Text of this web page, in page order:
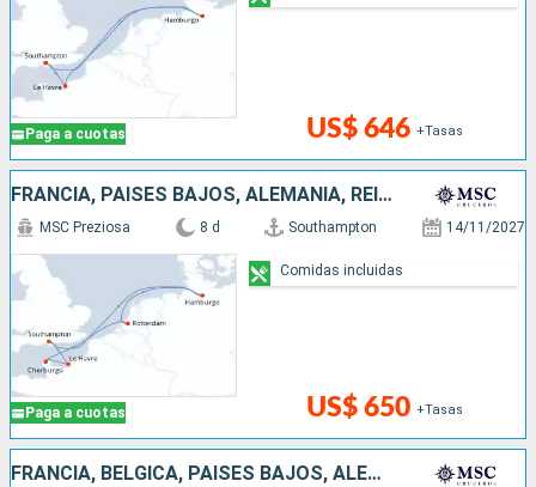
Paga a cuotas US$ 646 +Tasas
FRANCIA, PAISES BAJOS, ALEMANIA, REINO UNIDO
Paga a cuotas
MSC Preziosa 8 d Southampton 14/11/2027
US$ 650 +Tasas
Comidas incluidas
FRANCIA, BÉLGICA, PAISES BAJOS, ALEMANIA, REINO UNIDO